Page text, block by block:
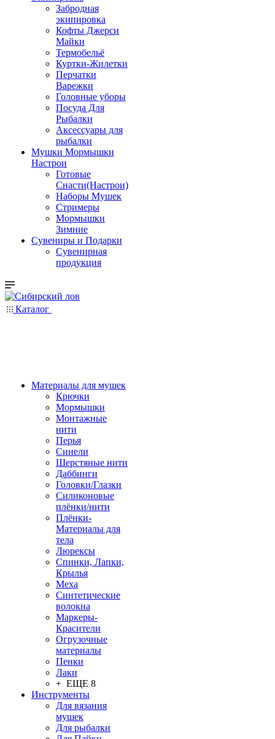
Забродная
экипировка
Кофты Джерси
Майки
Термобельё
Куртки-Жилетки
Перчатки
Варежки
Головные уборы
Посуда Для
Рыбалки
Аксессуары для
рыбалки
Мушки Мормышки
Настрои
Готовые
Снасти(Настрои)
Наборы Мушек
Стримеры
Мормышки
Зимние
Сувениры и Подарки
Сувенирная
продукция
Каталог
Материалы для мушек
Крючки
Мормышки
Монтажные
нити
Перья
Синели
Шерстяные нити
Даббинги
Головки/Глазки
Силиконовые
плёнки/нити
Плёнки-
Материалы для
тела
Люрексы
Спинки, Лапки,
Крылья
Меха
Синтетические
волокна
Маркеры-
Красители
Огрузочные
материалы
Пенки
Лаки
+ ЕЩЕ 8
Инструменты
Для вязания
мушек
Для рыбалки